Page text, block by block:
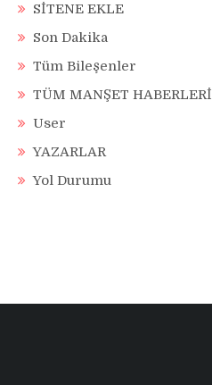
SİTENE EKLE
Son Dakika
Tüm Bileşenler
TÜM MANŞET HABERLERİ
User
YAZARLAR
Yol Durumu